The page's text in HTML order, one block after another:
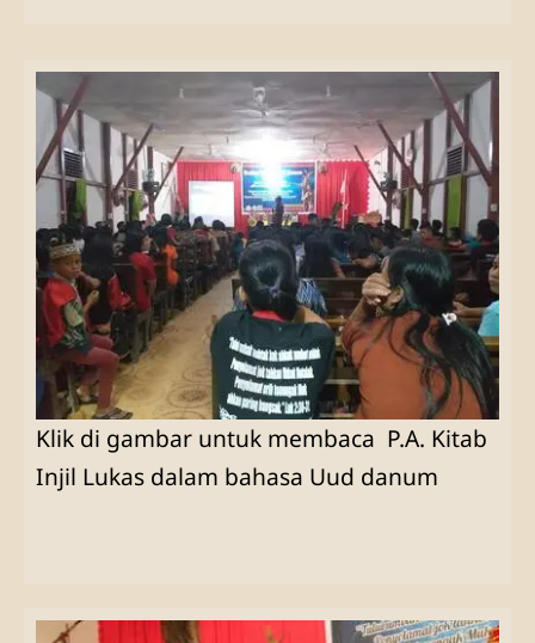
Klik di gambar untuk membaca P.A. Kitab
Injil Lukas dalam bahasa Uud danum